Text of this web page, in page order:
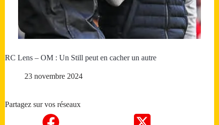
RC Lens – OM : Un Still peut en cacher un autre
23 novembre 2024
Partagez sur vos réseaux